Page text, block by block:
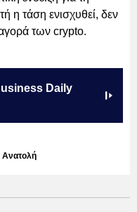
η τάση ενισχυθεί, δεν
αγορά των crypto.
Daily
Ανατολή